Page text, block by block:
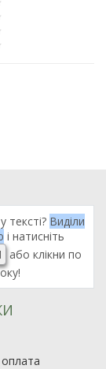
тексті? Виділи
і натисніть
або клікни по